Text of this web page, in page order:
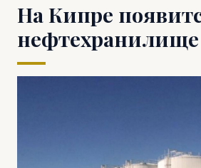
На Кипре
нефтехранилище